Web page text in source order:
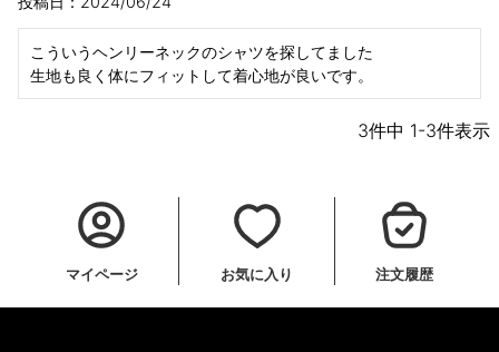
こういうヘンリーネックのシャツを探してました
生地も良く体にフィットして着心地が良いです。
3件中 1-3件表示
マイページ お気に入り 注文履歴